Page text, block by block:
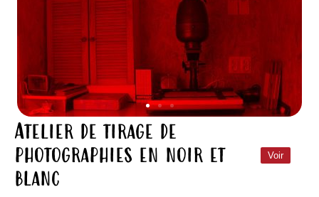
Atelier de tirage de
photographies en noir et
blanc
Voir